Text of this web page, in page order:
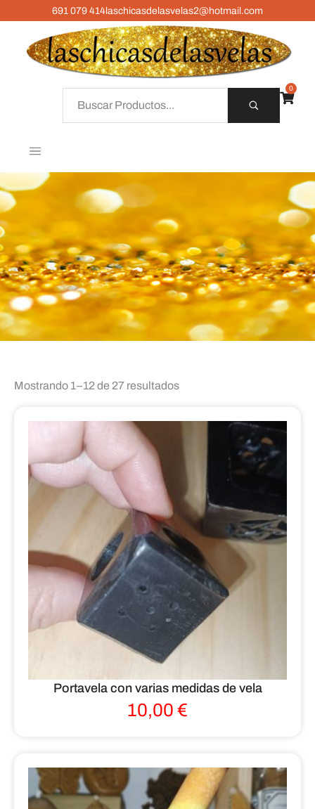
691 079 414laschicasdelasvelas2@hotmail.com
0
Mostrando 1–12 de 27 resultados
Portavela con varias medidas de vela
10,00 €